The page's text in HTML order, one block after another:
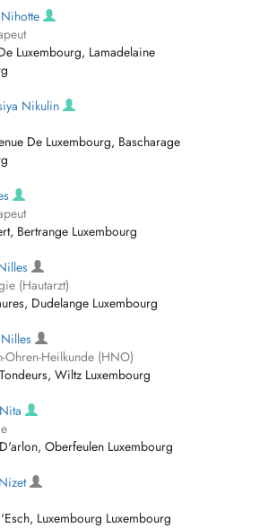
Luxembourg, Lamadelaine
Nikulin
De Luxembourg, Bascharage
Bertrange Luxembourg
(Hautarzt)
Dudelange Luxembourg
Ohren-Heilkunde (HNO)
Wiltz Luxembourg
Oberfeulen Luxembourg
Luxembourg Luxembourg